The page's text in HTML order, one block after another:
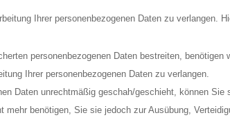
Ihrer personenbezogenen Daten zu verlangen.
personenbezogenen Daten bestreiten,
Ihrer personenbezogenen Daten zu verlangen.
Daten unrechtmäßig geschah/geschieht, können
mehr benötigen, Sie sie jedoch zur Ausübung,